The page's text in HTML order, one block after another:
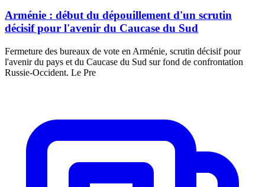
Arménie : début du dépouillement d'un scrutin
décisif pour l'avenir du Caucase du Sud
Fermeture des bureaux de vote en Arménie, scrutin décisif pour
l'avenir du pays et du Caucase du Sud sur fond de confrontation
Russie-Occident. Le Pre